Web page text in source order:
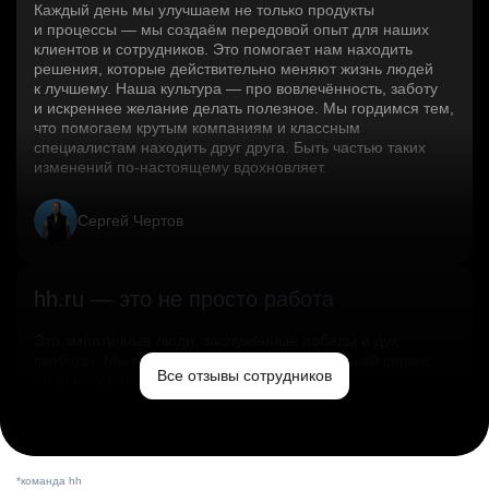
Каждый день мы улучшаем не только продукты
и процессы — мы создаём передовой опыт для наших
клиентов и сотрудников. Это помогает нам находить
решения, которые действительно меняют жизнь людей
к лучшему. Наша культура — про вовлечённость, заботу
и искреннее желание делать полезное. Мы гордимся тем,
что помогаем крутым компаниям и классным
специалистам находить друг друга. Быть частью таких
изменений по‑настоящему вдохновляет.
Сергей Чертов
hh.ru — это не просто работа
свободы. Мы помогаем миру и создаём лучший сервис
по поиску работы в стране.Все отзывы сотрудников
*команда hh